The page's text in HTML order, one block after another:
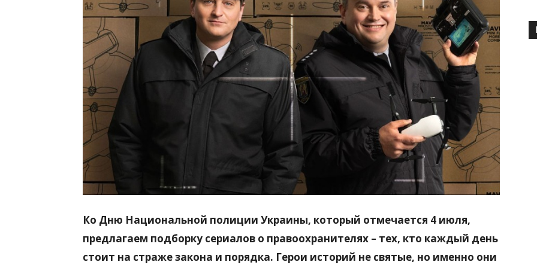
всем
Ко Дню Национальной полиции Украины, который отмечается 4 июля,
предлагаем подборку сериалов о правоохранителях – тех, кто каждый день
стоит на страже закона и порядка. Герои историй не святые, но именно они